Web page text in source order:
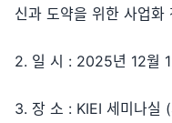
신과 도약을 위한 사업화
2. 일 시 : 2025년 12월
3. 장 소 : KIEI 세미나실